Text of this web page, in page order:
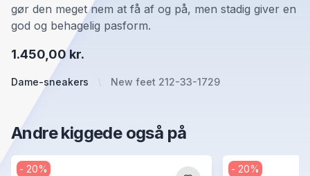
Dame-sneakers New feet 212-33-1729
1.450,00 kr.
gør den meget nem at få af og på, men stadig giver en
god og behagelig pasform.
Andre kiggede også på
- 20% - 20%